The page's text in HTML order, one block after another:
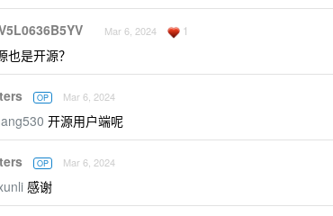
Mar 6, 2024 1
也是开源？
OP Mar 6, 2024
开源用户端呢
OP Mar 6, 2024
感谢